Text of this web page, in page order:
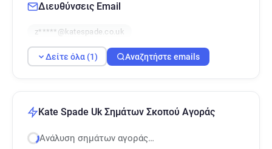
Διευθύνσεις Email
z*****@katespade.co.uk
Δείτε όλα (1) Αναζητήστε emails
Kate Spade Uk Σημάτων Σκοπού Αγοράς
Ανάλυση σημάτων αγοράς…